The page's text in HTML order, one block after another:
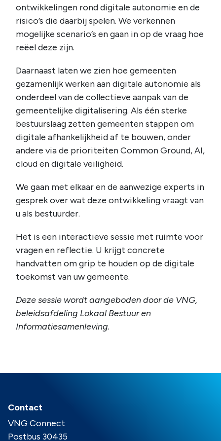
ontwikkelingen rond digitale autonomie en de
risico’s die daarbij spelen. We verkennen
mogelijke scenario’s en gaan in op de vraag hoe
reëel deze zijn.
Daarnaast laten we zien hoe gemeenten
gezamenlijk werken aan digitale autonomie als
onderdeel van de collectieve aanpak van de
gemeentelijke digitalisering. Als één sterke
bestuurslaag zetten gemeenten stappen om
digitale afhankelijkheid af te bouwen, onder
andere via de prioriteiten Common Ground, AI,
cloud en digitale veiligheid.
We gaan met elkaar en de aanwezige experts in
gesprek over wat deze ontwikkeling vraagt van
u als bestuurder.
Het is een interactieve sessie met ruimte voor
vragen en reflectie. U krijgt concrete
handvatten om grip te houden op de digitale
toekomst van uw gemeente.
Deze sessie wordt aangeboden door de VNG,
beleidsafdeling Lokaal Bestuur en
Informatiesamenleving.
Contact
VNG Connect
Postbus 30435